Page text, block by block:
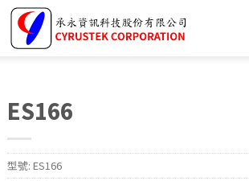
ES166
型號: ES166